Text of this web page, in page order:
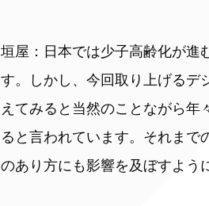
垣屋：日本では少子高齢化が進
す。しかし、今回取り上げるデ
えてみると当然のことながら
ると言われています。それま
のあり方にも影響を及ぼすよう